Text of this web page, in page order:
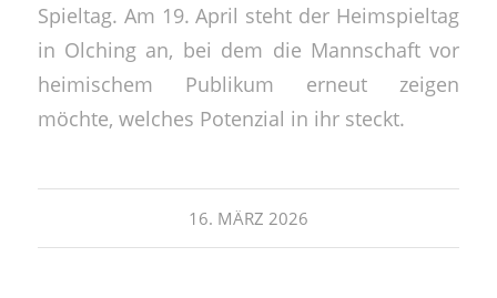
Spieltag. Am 19. April steht der Heimspieltag
in Olching an, bei dem die Mannschaft vor
heimischem Publikum erneut zeigen
möchte, welches Potenzial in ihr steckt.
16. MÄRZ 2026